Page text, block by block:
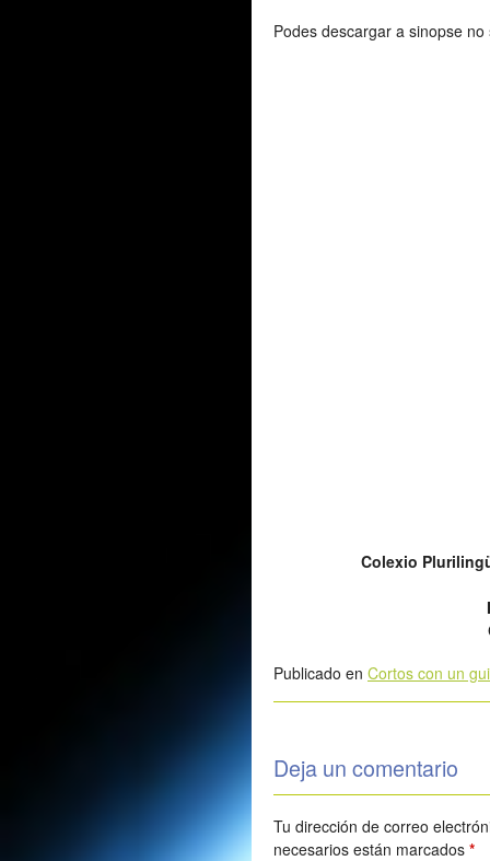
Podes descargar a sinopse
Colexio
Publicado en Cortos con un
Deja un comentario
Tu dirección de correo
necesarios están marcados *